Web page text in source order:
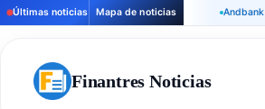
Últimas noticias Mapa de noticias Andbank
Finantres Noticias